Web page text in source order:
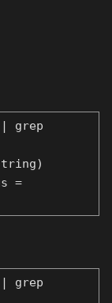
grep
=
grep